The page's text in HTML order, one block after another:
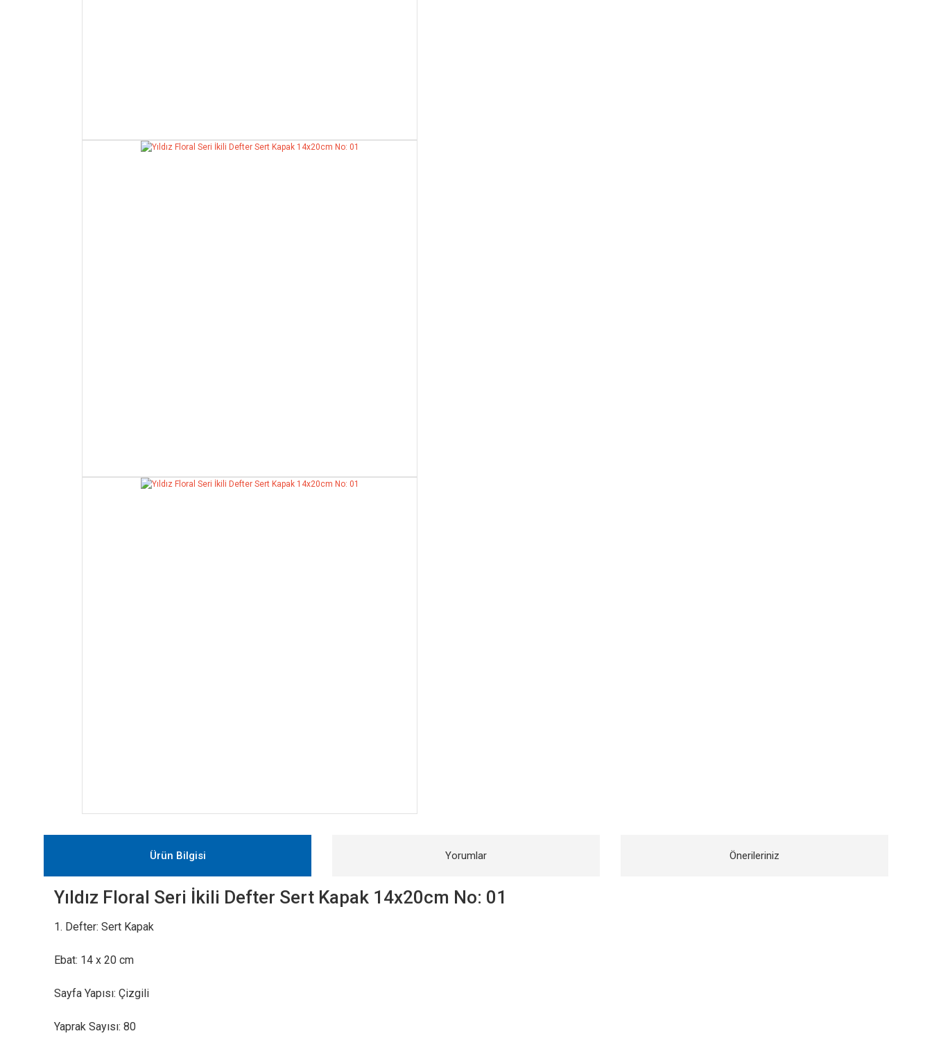
Ürün Bilgisi Yorumlar Önerileriniz
Yıldız Floral Seri İkili Defter Sert Kapak 14x20cm No: 01
1. Defter: Sert Kapak
Ebat: 14 x 20 cm
Sayfa Yapısı: Çizgili
Yaprak Sayısı: 80